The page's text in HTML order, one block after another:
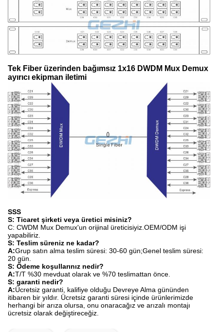
Tek Fiber üzerinden bağımsız 1x16 DWDM Mux Demux
ayırıcı ekipman iletimi
SSS
S: Ticaret şirketi veya üretici misiniz?
C: CWDM Mux Demux'un orijinal üreticisiyiz.OEM/ODM işi
yapabiliriz.
S: Teslim süreniz ne kadar?
A:Grup satın alma teslim süresi: 30-60 gün;Genel teslim süresi:
20 gün.
S: Ödeme koşullarınız nedir?
A:T/T %30 mevduat olarak ve %70 teslimattan önce.
S: garanti nedir?
A:Ücretsiz garanti, kalifiye olduğu Devreye Alma gününden
itibaren bir yıldır. Ücretsiz garanti süresi içinde ürünlerimizde
herhangi bir arıza olursa, onu onaracağız ve arızalı montajı
ücretsiz olarak değiştireceğiz.